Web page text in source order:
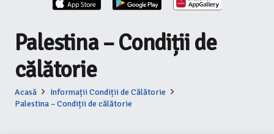
Palestina – Condiții de
călătorie
Acasă
Informații Condiții de Călătorie
Palestina – Condiții de călătorie